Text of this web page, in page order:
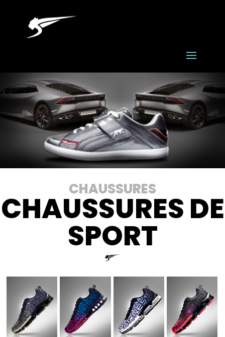
CHAUSSURES
CHAUSSURES DE
SPORT